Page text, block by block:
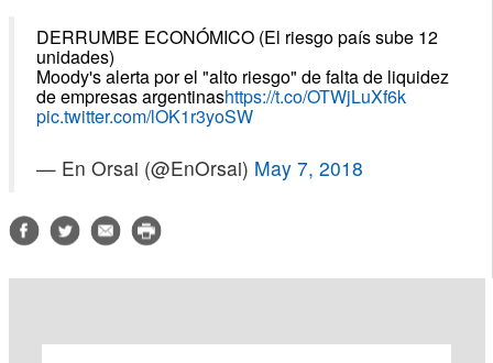
DERRUMBE ECONÓMICO (El riesgo país sube 12
unidades)
Moody's alerta por el "alto riesgo" de falta de liquidez
de empresas argentinashttps://t.co/OTWjLuXf6k
pic.twitter.com/lOK1r3yoSW
— En Orsai (@EnOrsai) May 7, 2018